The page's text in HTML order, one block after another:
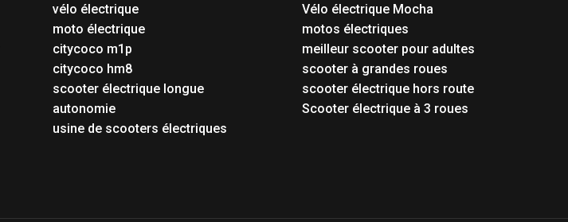
vélo électrique
moto électrique
citycoco m1p
citycoco hm8
scooter électrique longue
autonomie
usine de scooters électriques
Vélo électrique Mocha
motos électriques
meilleur scooter pour adultes
scooter à grandes roues
scooter électrique hors route
Scooter électrique à 3 roues